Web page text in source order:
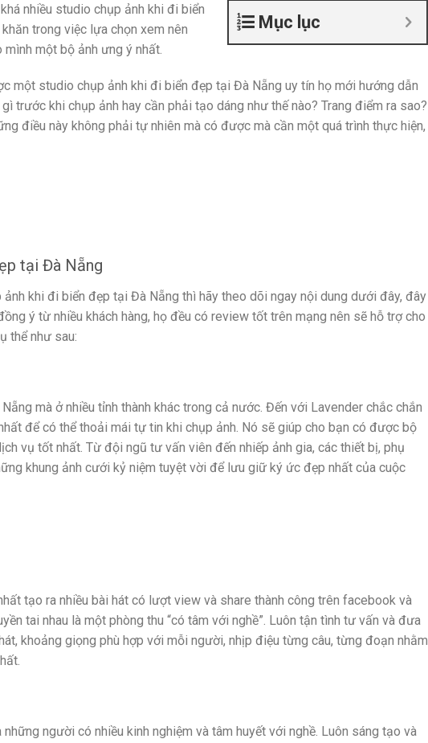
Mục lục
nhiều studio chụp ảnh khi đi biển
trong việc lựa chọn xem nên
một bộ ảnh ưng ý nhất.
một studio chụp ảnh khi đi biển đẹp tại Đà Nẵng uy tín họ mới hướng dẫn
trước khi chụp ảnh hay cần phải tạo dáng như thế nào? Trang điểm ra sao?
điều này không phải tự nhiên mà có được mà cần một quá trình thực hiện,
tại Đà Nẵng
khi đi biển đẹp tại Đà Nẵng thì hãy theo dõi ngay nội dung dưới đây, đây
ý từ nhiều khách hàng, họ đều có review tốt trên mạng nên sẽ hỗ trợ cho
thể như sau:
mà ở nhiều tỉnh thành khác trong cả nước. Đến với Lavender chắc chắn
để có thể thoải mái tự tin khi chụp ảnh. Nó sẽ giúp cho bạn có được bộ
vụ tốt nhất. Từ đội ngũ tư vấn viên đến nhiếp ảnh gia, các thiết bị, phụ
khung ảnh cưới kỷ niệm tuyệt vời để lưu giữ ký ức đẹp nhất của cuộc
tạo ra nhiều bài hát có lượt view và share thành công trên facebook và
tai nhau là một phòng thu “có tâm với nghề”. Luôn tận tình tư vấn và đưa
khoảng giọng phù hợp với mỗi người, nhịp điệu từng câu, từng đoạn nhằm
người có nhiều kinh nghiệm và tâm huyết với nghề. Luôn sáng tạo và